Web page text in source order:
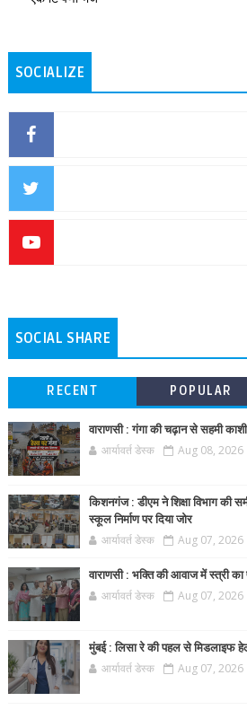
SOCIALIZE
SOCIAL SHARE
RECENT POPULAR
वाराणसी : गंगा की चढ़ान से सहमी
आर्यावर्त डेस्क Aug 08, 2026
किशनगंज : डीएम ने शिक्षा विभाग की
स्कूल निर्माण पर दिया जोर
आर्यावर्त डेस्क Aug 07, 2026
वाराणसी : भक्ति की आवाज में स्त्री का
आर्यावर्त डेस्क Aug 07, 2026
मुंबई : लिसा रे की पहल से मिडलाइफ
आर्यावर्त डेस्क Aug 07, 2026